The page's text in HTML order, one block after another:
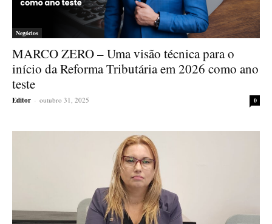
Negócios
MARCO ZERO – Uma visão técnica para o
início da Reforma Tributária em 2026 como ano
teste
Editor - outubro 31, 2025 0